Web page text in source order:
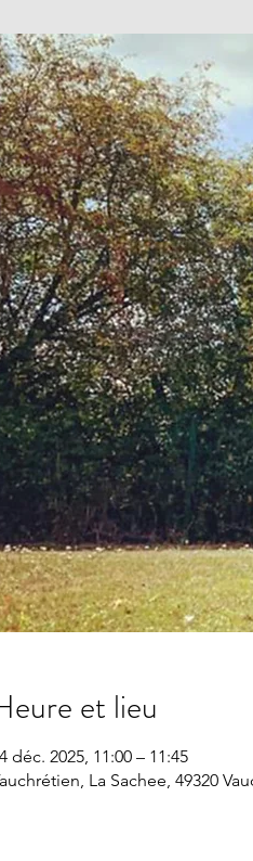
et lieu
déc. 2025, 11:00 – 11:45
La Sachee, 49320